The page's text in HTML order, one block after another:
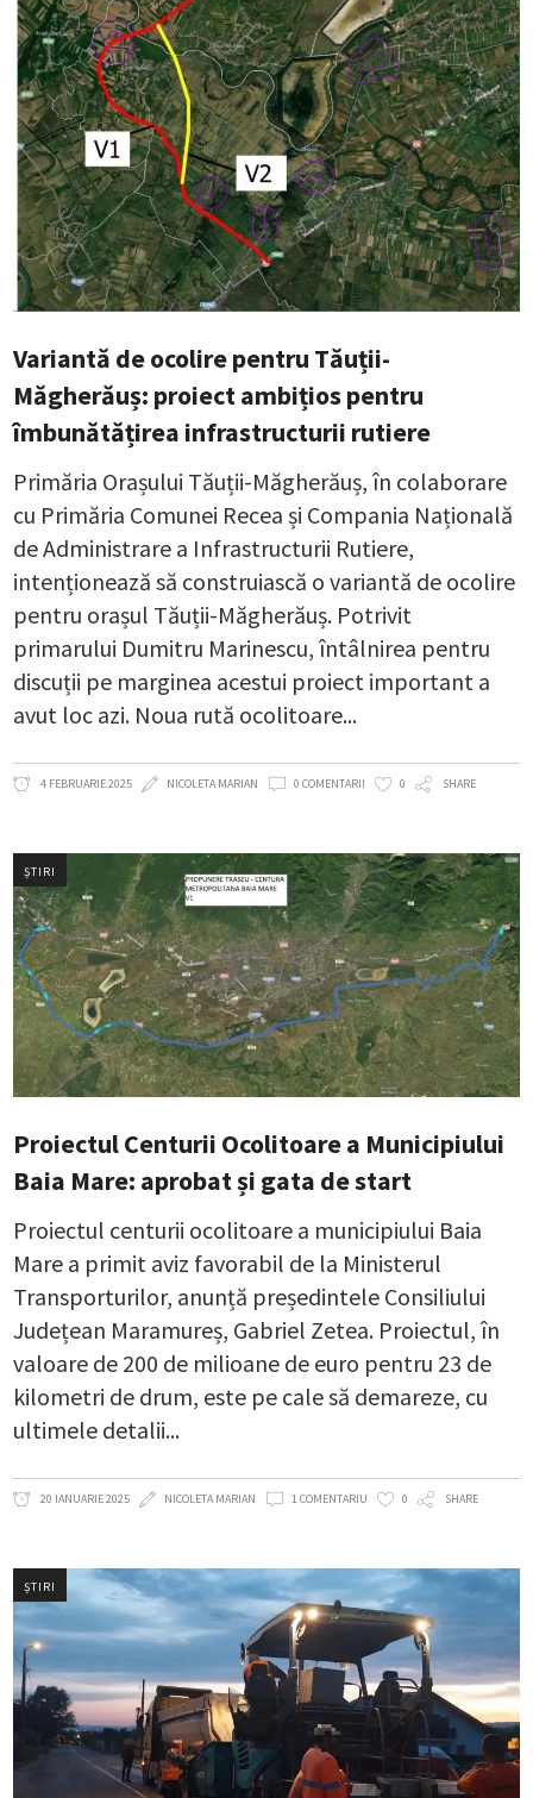
Variantă de ocolire pentru Tăuții-
Măgherăuș: proiect ambițios pentru
îmbunătățirea infrastructurii rutiere
Primăria Orașului Tăuții-Măgherăuș, în colaborare
cu Primăria Comunei Recea și Compania Națională
de Administrare a Infrastructurii Rutiere,
intenționează să construiască o variantă de ocolire
pentru orașul Tăuții-Măgherăuș. Potrivit
primarului Dumitru Marinescu, întâlnirea pentru
discuții pe marginea acestui proiect important a
avut loc azi. Noua rută ocolitoare
4 FEBRUARIE 2025 NICOLETA MARIAN 0 COMENTARII 0 SHARE
ȘTIRI
Proiectul Centurii Ocolitoare a Municipiului
Baia Mare: aprobat și gata de start
Proiectul centurii ocolitoare a municipiului Baia
Mare a primit aviz favorabil de la Ministerul
Transporturilor, anunță președintele Consiliului
Județean Maramureș, Gabriel Zetea. Proiectul, în
valoare de 200 de milioane de euro pentru 23 de
kilometri de drum, este pe cale să demareze, cu
ultimele detalii
20 IANUARIE 2025 NICOLETA MARIAN 1 COMENTARIU 0 SHARE
ȘTIRI